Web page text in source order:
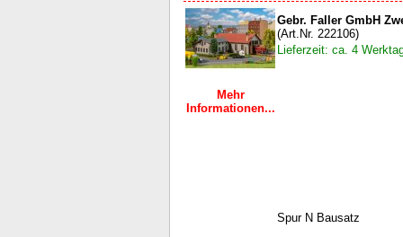
Mehr
Informationen...
Gebr. Faller GmbH
(Art.Nr. 222106)
Lieferzeit: ca. 4
Spur N Bausatz